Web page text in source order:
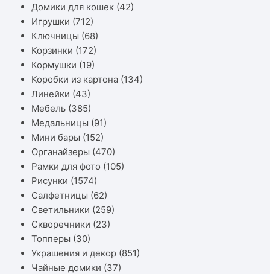
Домики для кошек (42)
Игрушки (712)
Ключницы (68)
Корзинки (172)
Кормушки (19)
Коробки из картона (134)
Линейки (43)
Мебель (385)
Медальницы (91)
Мини бары (152)
Органайзеры (470)
Рамки для фото (105)
Рисунки (1574)
Салфетницы (62)
Светильники (259)
Скворечники (23)
Топперы (30)
Украшения и декор (851)
Чайные домики (37)